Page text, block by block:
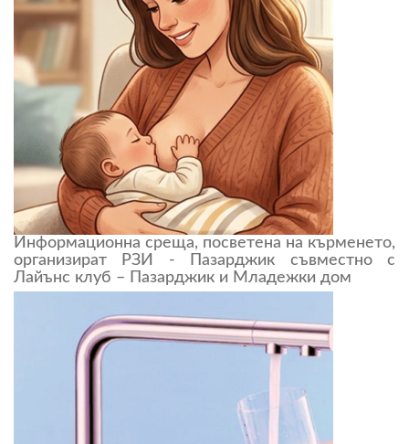
Информационна среща, посветена на кърменето,
организират РЗИ - Пазарджик съвместно с
Лайънс клуб – Пазарджик и Младежки дом